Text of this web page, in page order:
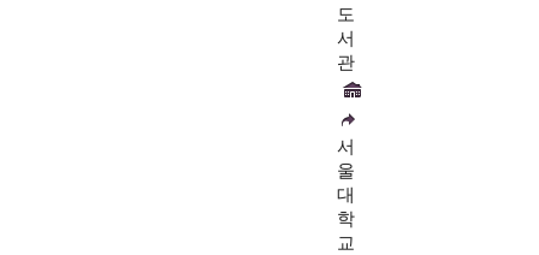
도
서
관
서
울
대
학
교